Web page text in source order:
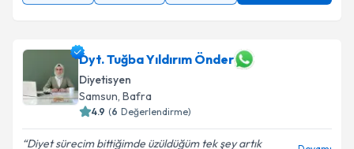
Dyt. Tuğba Yıldırım Önder
Diyetisyen
Samsun, Bafra
4.9 (6 Değerlendirme)
Diyet sürecim bittiğimde üzüldüğüm tek şey artık